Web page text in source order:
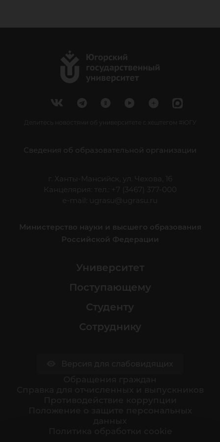
Делитесь новостями об университете с хештегом #ЮГУ
Сведения об образовательной организации
г. Ханты-Мансийск, ул. Чехова, 16
Канцелярия: тел.: +7 (3467) 377-000
e-mail:
ugrasu@ugrasu.ru
Министерство науки и высшего образования
Российской Федерации
Университет
Поступающему
Студенту
Сотруднику